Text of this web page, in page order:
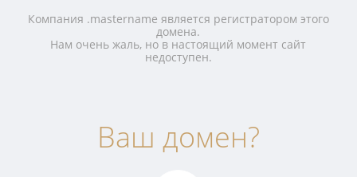
Компания .mastername является регистратором этого
домена.
Нам очень жаль, но в настоящий момент сайт
недоступен.
Ваш домен?